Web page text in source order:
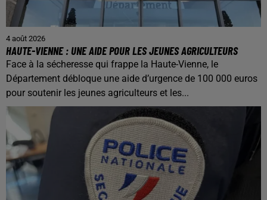
4 août 2026
HAUTE-VIENNE : UNE AIDE POUR LES JEUNES AGRICULTEURS
Face à la sécheresse qui frappe la Haute-Vienne, le
Département débloque une aide d’urgence de 100 000 euros
pour soutenir les jeunes agriculteurs et les...